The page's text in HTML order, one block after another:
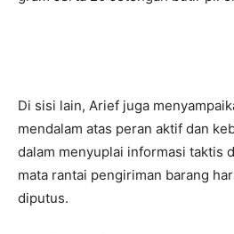
Di sisi lain, Arief juga
mendalam atas peran aktif dan
dalam menyuplai informasi taktis
mata rantai pengiriman barang
diputus.